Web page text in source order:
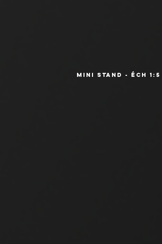
Mini Stand - éch 1:5